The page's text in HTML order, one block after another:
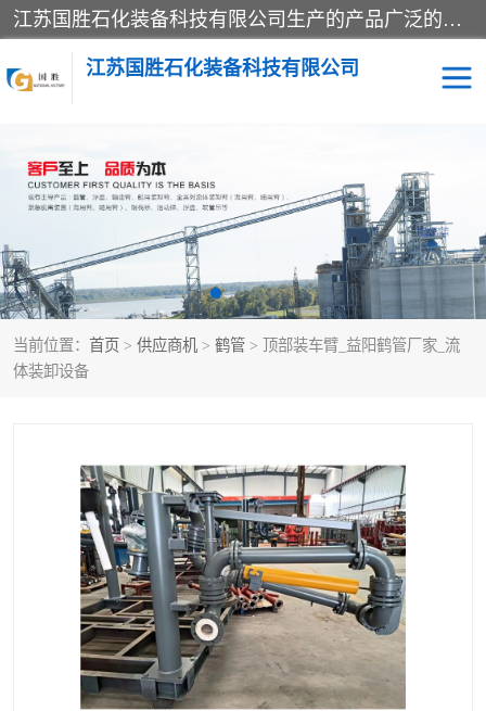
江苏国胜石化装备科技有限公司生产的产品广泛的应用于石油、石化等行业中，产品种类齐全，其中包括装卸鹤管、汽车鹤管、火车鹤管、装车鹤管、卸车鹤管、上装鹤管、下装鹤管、lng鹤管、发油鹤管、液氨鹤管、液化气鹤管等，我们生产的产品质量上乘，价格实惠，服务好，买鹤管就到国胜石化装备！
江苏国胜石化装备科技有限公司
当前位置： 首页 > 供应商机 > 鹤管 > 顶部装车臂_益阳鹤管厂家_流
体装卸设备
输油臂 鹤管活动梯